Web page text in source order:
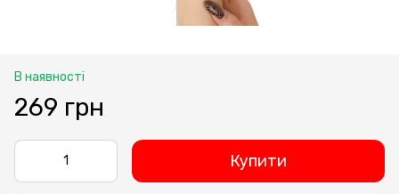
В наявності
269 грн
Купити